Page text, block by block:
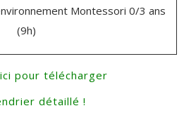
Montessori 0/3 ans
(9h)
pour télécharger
détaillé !